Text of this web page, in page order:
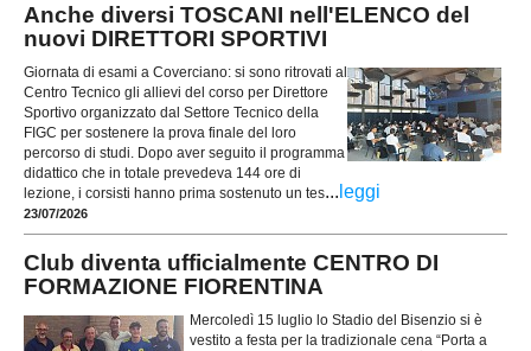
Anche diversi TOSCANI nell'ELENCO del
nuovi DIRETTORI SPORTIVI
Giornata di esami a Coverciano: si sono ritrovati al
Centro Tecnico gli allievi del corso per Direttore
Sportivo organizzato dal Settore Tecnico della
FIGC per sostenere la prova finale del loro
percorso di studi. Dopo aver seguito il programma
didattico che in totale prevedeva 144 ore di
lezione, i corsisti hanno prima sostenuto un tes... leggi
23/07/2026
Club diventa ufficialmente CENTRO DI
FORMAZIONE FIORENTINA
Mercoledì 15 luglio lo Stadio del Bisenzio si è
vestito a festa per la tradizionale cena “Porta a